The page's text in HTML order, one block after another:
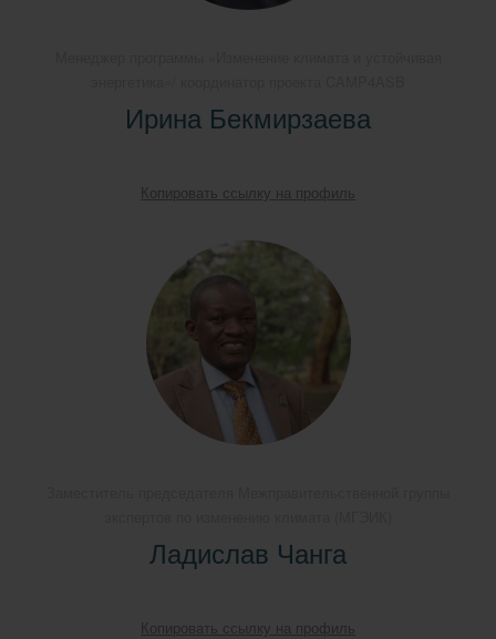
Ирина Бекмирзаева
Копировать ссылку на профиль
Ладислав Чанга
Копировать ссылку на профиль